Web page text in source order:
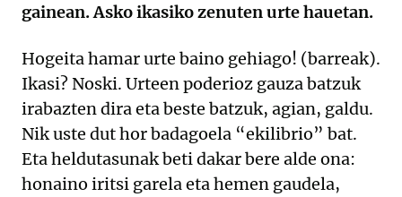
gainean. Asko ikasiko zenuten urte hauetan.
Hogeita hamar urte baino gehiago! (barreak).
Ikasi? Noski. Urteen poderioz gauza batzuk
irabazten dira eta beste batzuk, agian, galdu.
Nik uste dut hor badagoela “ekilibrio” bat.
Eta heldutasunak beti dakar bere alde ona:
honaino iritsi garela eta hemen gaudela,